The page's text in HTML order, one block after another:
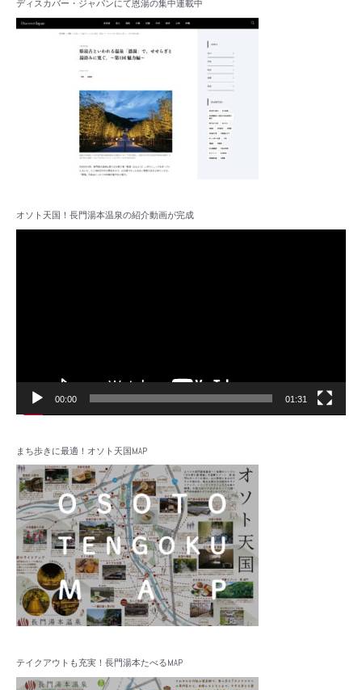
ディスカバー・ジャパンにて恩湯の集中連載中
オソト天国！長門湯本温泉の紹介動画が完成
00:00 01:31
まち歩きに最適！オソト天国MAP
テイクアウトも充実！長門湯本たべるMAP